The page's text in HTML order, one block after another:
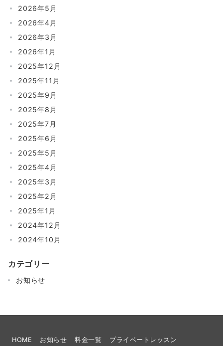
2026年5月
2026年4月
2026年3月
2026年1月
2025年12月
2025年11月
2025年9月
2025年8月
2025年7月
2025年6月
2025年5月
2025年4月
2025年3月
2025年2月
2025年1月
2024年12月
2024年10月
カテゴリー
お知らせ
HOME お知らせ 料金一覧 プライベートレッスン